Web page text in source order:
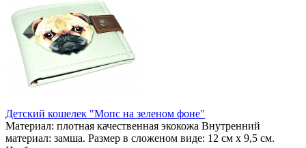
Детский кошелек "Мопс на зеленом фоне"
Материал: плотная качественная экокожа Внутренний
материал: замша. Размер в сложеном виде: 12 см х 9,5 см.